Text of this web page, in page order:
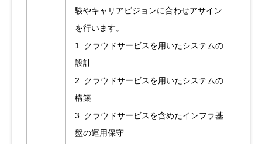
験やキャリアビジョンに合わせアサイン
を行います。
1. クラウドサービスを用いたシステムの
設計
2. クラウドサービスを用いたシステムの
構築
3. クラウドサービスを含めたインフラ基
盤の運用保守